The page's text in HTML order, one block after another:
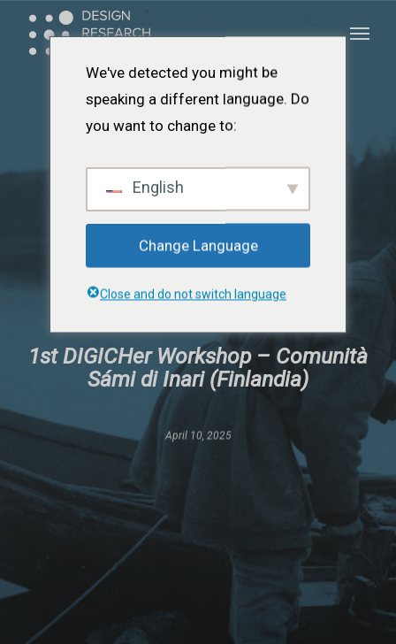
Hauptinhalt
1st DIGICHer Workshop – Comunità
Sámi di Inari (Finlandia)
April 10, 2025
We've detected you might be
speaking a different language. Do
you want to change to:
English
Change Language
Close and do not switch language